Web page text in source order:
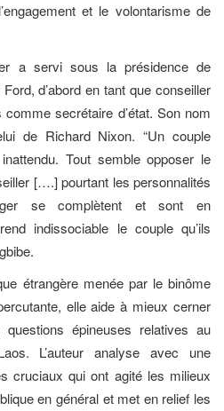
et le volontarisme de
a servi sous la présidence de
d’abord en tant que conseiller
secrétaire d’état. Son nom
de Richard Nixon. “Un couple
Tout semble opposer le
[….] pourtant les personnalités
se complètent et sont en
indissociable le couple qu’ils
étrangère menée par le binôme
elle aide à mieux cerner
épineuses relatives au
L’auteur analyse avec une
cruciaux qui ont agité les milieux
en général et met en relief les